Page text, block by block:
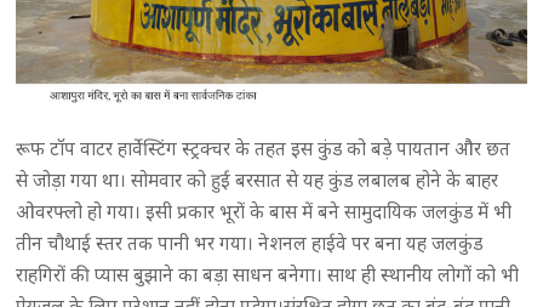
रूफ टॉप वाटर हार्वेस्टिंग स्ट्रक्चर के तहत इस कुंड को बड़े पायतान और छत
से जोड़ा गया था। सोमवार को हुई बरसात से यह कुंड लबालब होने के बाहर
ओवरफ्लो हो गया। इसी प्रकार भूरों के बास में बने सामुदायिक जलकुंड में भी
तीन चौथाई स्तर तक पानी भर गया। नेशनल हाईवे पर बना यह जलकुंड
राहगिरों की प्यास बुझाने का बड़ा साधन बनेगा। साथ ही स्थानीय लोगों को भी